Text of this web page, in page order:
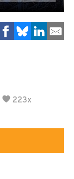
223x